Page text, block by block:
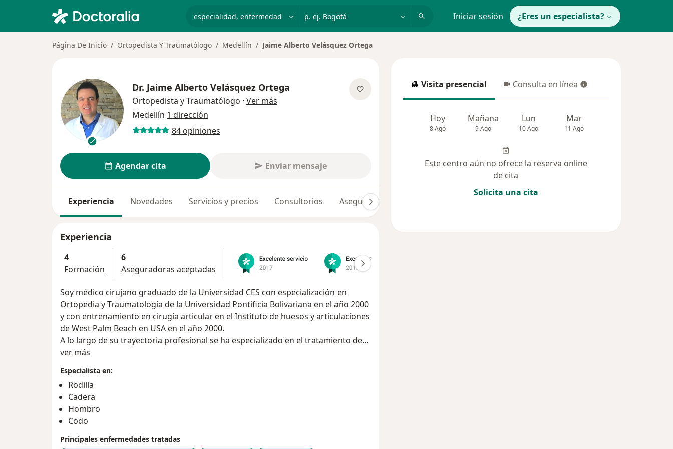
p. ej. Bogotá Iniciar sesión ¿Eres un especialista?
Página De Inicio Ortopedista Y Traumatólogo Medellín Jaime Alberto Velásquez Ortega
Dr. Jaime Alberto Velásquez Ortega
Ortopedista y Traumatólogo · Ver más
Medellín 1 dirección
84 opiniones
Agendar cita Enviar mensaje
Experiencia Novedades Servicios y precios Consultorios Aseguradoras
Experiencia
4
Formación
6
Aseguradoras aceptadas
Soy médico cirujano graduado de la Universidad CES con especialización en
Ortopedia y Traumatología de la Universidad Pontificia Bolivariana en el año 2000
y con entrenamiento en cirugía articular en el Instituto de huesos y articulaciones
de West Palm Beach en USA en el año 2000.
A lo largo de su trayectoria profesional se ha especializado en el tratamiento de
integral de las enfermedades articulares del hombro, la cadera y la rodilla,
Desde el año 2014 incursionó en el manejo con plasma rico en plaquetas y células
madre, actualmente perteneciendo al staff médico de BioXcellerator (Medicina
Regenerativa e Integradora) , para brindar una novedosa opción que ayuda a
mejorar la calidad de vida de sus pacientes sin necesidad de cirugía o
complementándola con ella.
ver más
Especialista en:
Rodilla
Cadera
Hombro
Codo
Principales enfermedades tratadas
Visita presencial
Visita presencial Consulta en línea
Consulta en línea
Hoy
8 Ago
Mañana
9 Ago
Lun
10 Ago
Mar
11 Ago
Este centro aún no ofrece la reserva online
de cita
Solicita una cita